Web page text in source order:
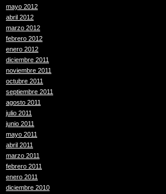
mayo 2012
abril 2012
marzo 2012
febrero 2012
enero 2012
diciembre 2011
noviembre 2011
octubre 2011
septiembre 2011
agosto 2011
julio 2011
junio 2011
mayo 2011
abril 2011
marzo 2011
febrero 2011
enero 2011
diciembre 2010